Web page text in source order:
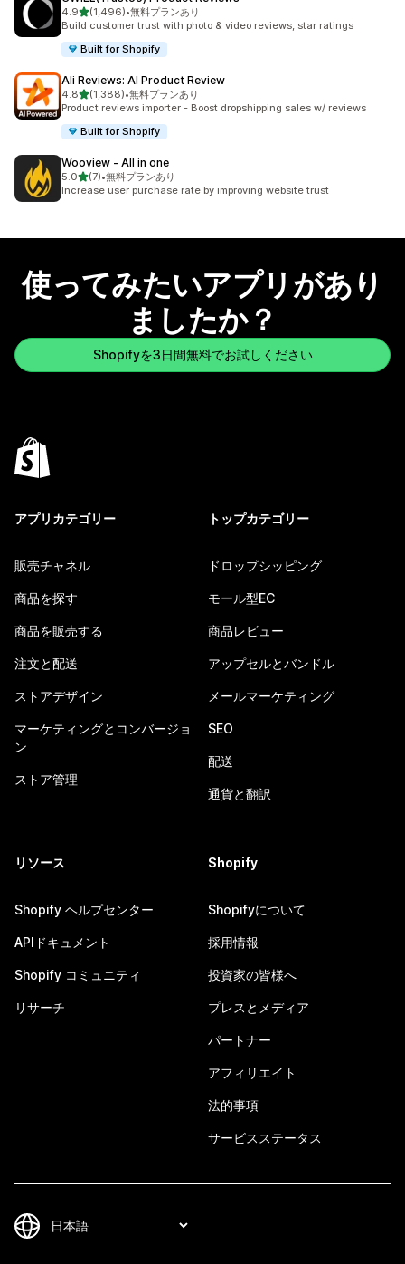
4.95つ星中
(1,496)
合計レビュー数：1496件
•無料プランあり
Build customer trust with photo & video reviews, star ratings
Built for Shopify
Ali Reviews: AI Product Review
4.85つ星中
(1,388)
合計レビュー数：1388件
•無料プランあり
Product reviews importer - Boost dropshipping sales w/ reviews
Built for Shopify
Wooview ‑ All in one
5.05つ星中
(7)
合計レビュー数：7件
•無料プランあり
Increase user purchase rate by improving website trust
使ってみたいアプリがあり
ましたか？
Shopifyを3日間無料でお試しください
アプリカテゴリー
販売チャネル
商品を探す
商品を販売する
注文と配送
ストアデザイン
マーケティングとコンバージョ
ン
ストア管理
トップカテゴリー
ドロップシッピング
モール型EC
商品レビュー
アップセルとバンドル
メールマーケティング
SEO
配送
通貨と翻訳
リソース
Shopify ヘルプセンター
APIドキュメント
Shopify コミュニティ
リサーチ
Shopify
Shopifyについて
採用情報
投資家の皆様へ
プレスとメディア
パートナー
アフィリエイト
法的事項
サービスステータス